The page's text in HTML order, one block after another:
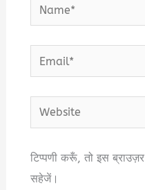
Name*
Email*
Website
टिप्पणी करूँ, तो इस
सहेजें।